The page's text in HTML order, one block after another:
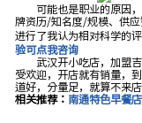
可能也是职业的原因，
牌资历/知名度/规模、供
进行了我认为相对科学的
验可点我咨询
武汉开小吃店，加盟吉
受欢迎，开店就有销量，
道好，分量足，就算不来
相关推荐： 南通特色早餐